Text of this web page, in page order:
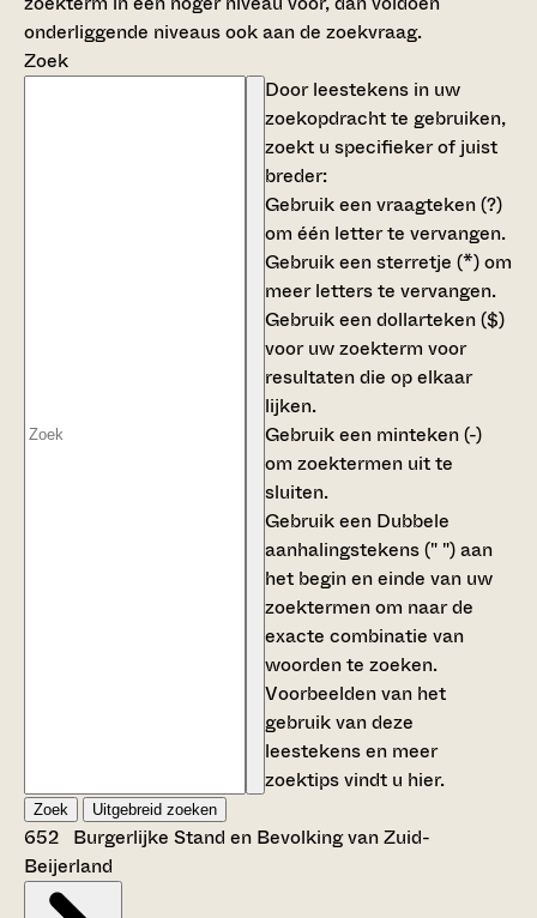
onderliggende niveaus ook aan de zoekvraag.
Zoek
Door leestekens in uw
zoekopdracht te gebruiken,
zoekt u specifieker of juist
breder:
Gebruik eenvraagteken (?)
om één letter te vervangen.
Gebruik eensterretje (*)om
meer letters te vervangen.
Gebruik eendollarteken ($)
voor uw zoekterm voor
resultaten die op elkaar
lijken.
Gebruik een minteken (-)
om zoektermen uit te
sluiten.
Gebruik een Dubbele
aanhalingstekens (" ")aan
het begin en einde van uw
zoektermen om naar de
exacte combinatie van
woorden te zoeken.
Voorbeelden van het
gebruik van deze
leestekens en meer
zoektips vindt u hier.
Zoek Uitgebreid zoeken
652 Burgerlijke Stand en Bevolking van Zuid-
Beijerland